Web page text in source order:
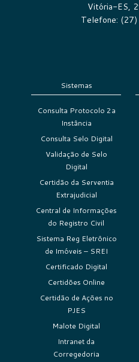
Vitória-ES,
Telefone:
Sistemas
Consulta Protocolo 2a
Instância
Consulta Selo Digital
Validação de Selo
Digital
Certidão da Serventia
Extrajudicial
Central de Informações
do Registro Civil
Sistema Reg Eletrônico
de Imóveis – SREI
Certificado Digital
Certidões Online
Certidão de Ações no
PJES
Malote Digital
Intranet da
Corregedoria